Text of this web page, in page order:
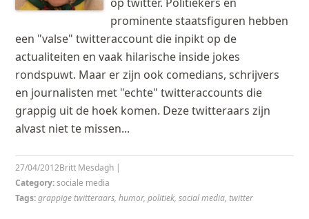
prominente staatsfiguren hebben
een "valse" twitteraccount die inpikt op de
actualiteiten en vaak hilarische inside jokes
rondspuwt. Maar er zijn ook comedians, schrijvers
en journalisten met "echte" twitteraccounts die
grappig uit de hoek komen. Deze twitteraars zijn
alvast niet te missen...
Britt Mesdagh |
27/04/2012
Category:sociale media
Tags:grappige twitteraars,humor,politiek,social media,twitter